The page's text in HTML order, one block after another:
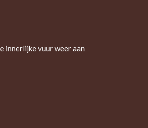
innerlijke vuur weer aan